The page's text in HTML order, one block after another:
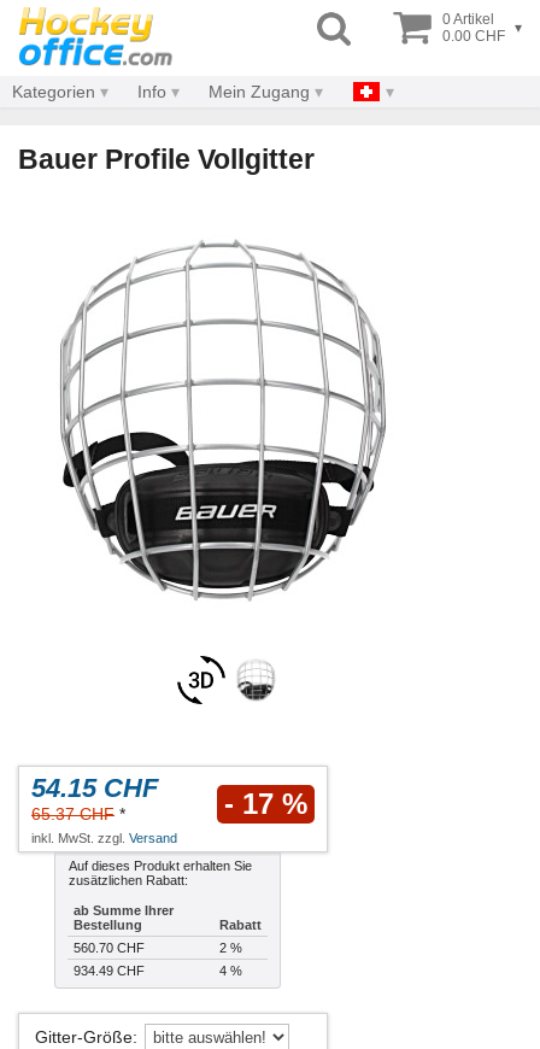
0 Artikel
0.00 CHF ▾
Kategorien Info Mein Zugang
Bauer Profile Vollgitter
54.15 CHF
65.37 CHF * - 17 %
inkl. MwSt. zzgl. Versand
Auf dieses Produkt erhalten Sie
zusätzlichen Rabatt:
ab Summe Ihrer
Bestellung
Rabatt
560.70 CHF
2 %
934.49 CHF
4 %
Gitter-Größe: